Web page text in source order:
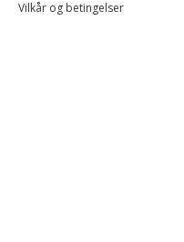
Vilkår og betingelser